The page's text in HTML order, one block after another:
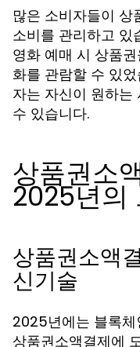
많은 소비자들이 상
소비를 관리하고 있
영화 예매 시 상품
화를 관람할 수 있
자는 자신이 원하는
수 있습니다.
상품권소
2025년의
상품권소액
신기술
2025년에는 블록체
상품권소액결제에